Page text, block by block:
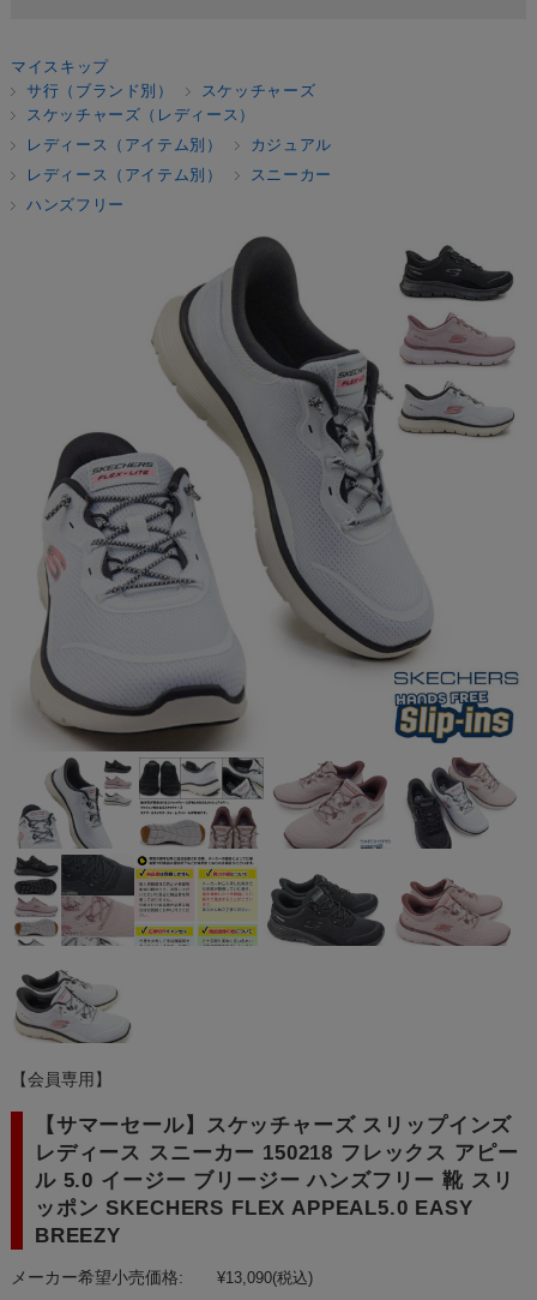
マイスキップ
サ行（ブランド別）
スケッチャーズ
スケッチャーズ（レディース）
レディース（アイテム別）
カジュアル
レディース（アイテム別）
スニーカー
ハンズフリー
【会員専用】
【サマーセール】スケッチャーズ スリップインズ
レディース スニーカー 150218 フレックス アピー
ル 5.0 イージー ブリージー ハンズフリー 靴 スリ
ッポン SKECHERS FLEX APPEAL5.0 EASY
BREEZY
メーカー希望小売価格: ¥13,090(税込)